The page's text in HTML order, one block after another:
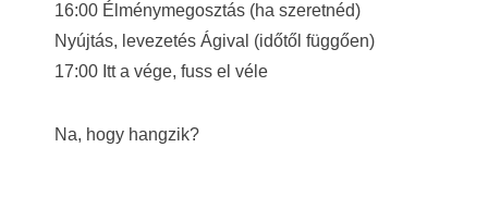
16:00 Élménymegosztás (ha szeretnéd)
Nyújtás, levezetés Ágival (időtől függően)
17:00 Itt a vége, fuss el véle
Na, hogy hangzik?